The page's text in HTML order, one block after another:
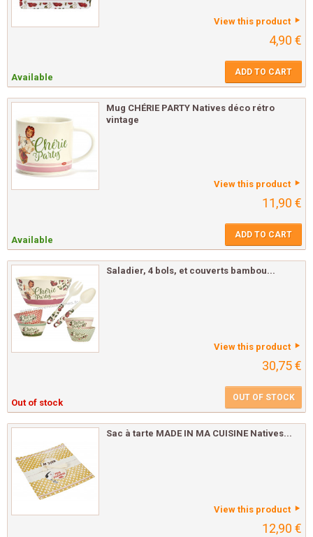
View this product
4,90 €
Available ADD TO CART
Mug CHÉRIE PARTY Natives déco rétro
vintage
View this product
11,90 €
Available ADD TO CART
Saladier, 4 bols, et couverts bambou...
View this product
30,75 €
Out of stock OUT OF STOCK
Sac à tarte MADE IN MA CUISINE Natives...
View this product
12,90 €